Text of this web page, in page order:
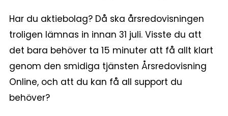
Har du aktiebolag? Då ska årsredovisningen
troligen lämnas in innan 31 juli. Visste du att
det bara behöver ta 15 minuter att få allt klart
genom den smidiga tjänsten Årsredovisning
Online, och att du kan få all support du
behöver?